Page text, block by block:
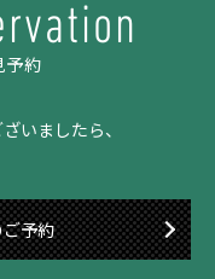
予約
いましたら、
予約